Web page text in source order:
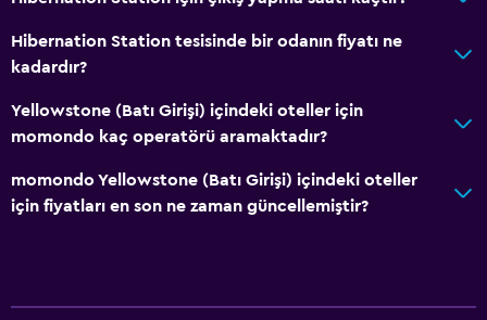
Hibernation Station tesisinde bir odanın fiyatı ne
kadardır?
Yellowstone (Batı Girişi) içindeki oteller için
momondo kaç operatörü aramaktadır?
momondo Yellowstone (Batı Girişi) içindeki oteller
için fiyatları en son ne zaman güncellemiştir?